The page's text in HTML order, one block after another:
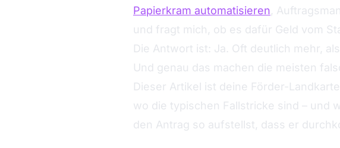
Papierkram automatisieren,
und fragt mich, ob es dafür Geld vom
Die Antwort ist: Ja. Oft deutlich mehr,
Und genau das machen die meisten
Dieser Artikel ist deine Förder-
wo die typischen Fallstricke sind – und
den Antrag so aufstellst, dass er